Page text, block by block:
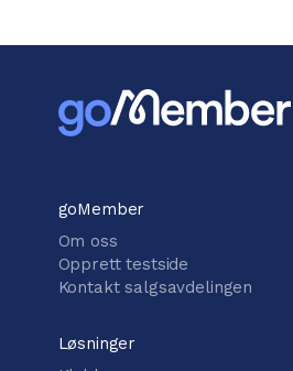
goMember
Om oss
Opprett testside
Kontakt salgsavdelingen
Løsninger